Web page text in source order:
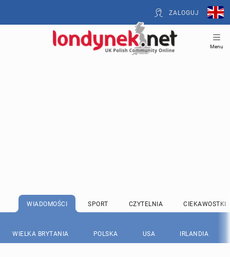
ZALOGUJ
Menu
WIADOMOŚCI SPORT CZYTELNIA CIEKAWOSTKI
WIELKA BRYTANIA POLSKA USA IRLANDIA